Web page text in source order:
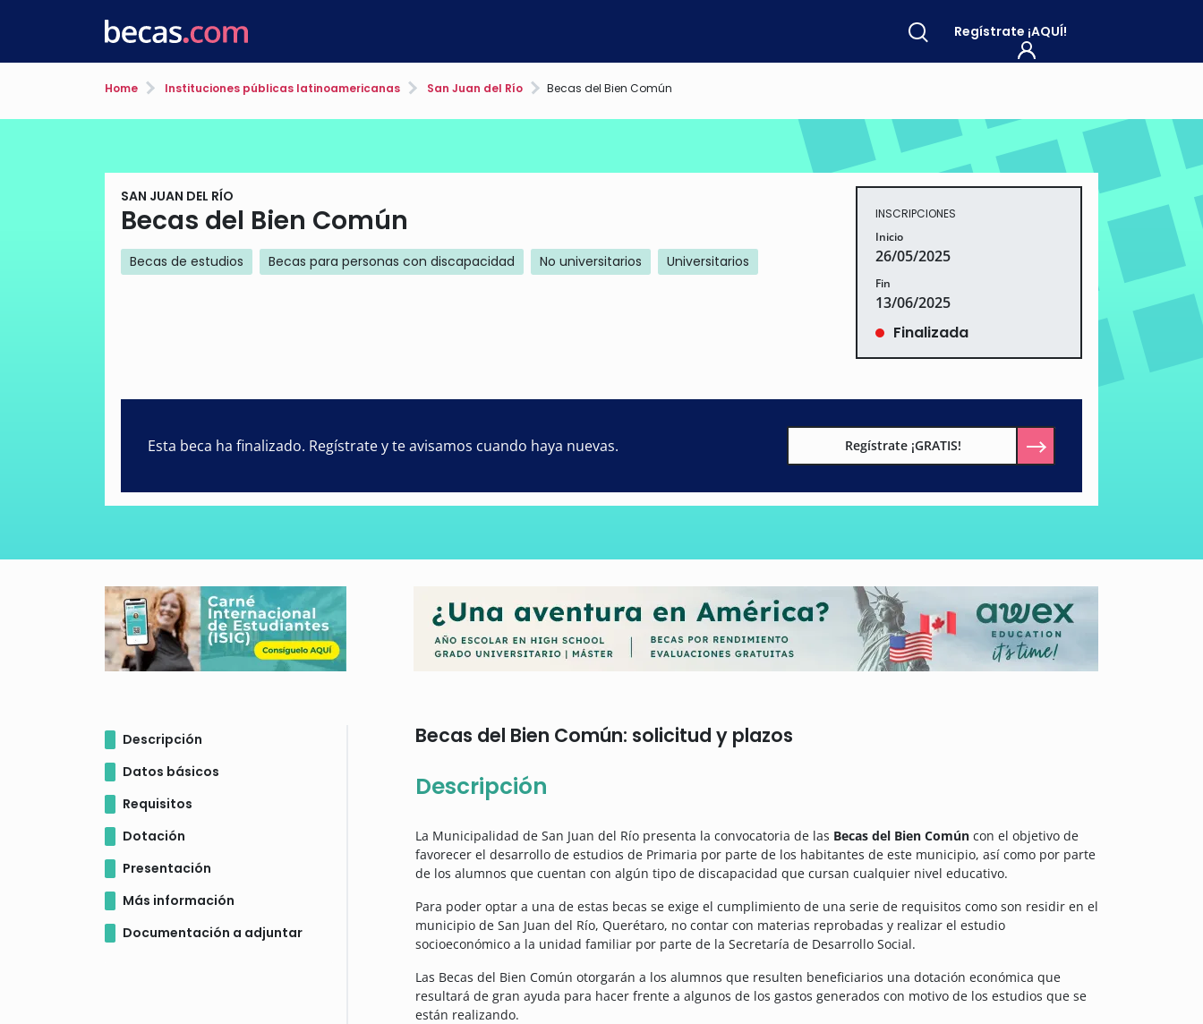
Regístrate ¡AQUÍ!
Home Instituciones públicas latinoamericanas San Juan del Río Becas del Bien Común
SAN JUAN DEL RÍO
Becas del Bien Común
Becas de estudios Becas para personas con discapacidad No universitarios Universitarios
INSCRIPCIONES
Inicio
26/05/2025
Fin
13/06/2025
Finalizada
Esta beca ha finalizado. Regístrate y te avisamos cuando haya nuevas. Regístrate ¡GRATIS!
Descripción
Datos básicos
Requisitos
Dotación
Presentación
Más información
Documentación a adjuntar
Becas del Bien Común: solicitud y plazos
Descripción
La Municipalidad de San Juan del Río presenta la convocatoria de las Becas del Bien Común con el objetivo de
favorecer el desarrollo de estudios de Primaria por parte de los habitantes de este municipio, así como por parte
de los alumnos que cuentan con algún tipo de discapacidad que cursan cualquier nivel educativo.
Para poder optar a una de estas becas se exige el cumplimiento de una serie de requisitos como son residir en el
municipio de San Juan del Río, Querétaro, no contar con materias reprobadas y realizar el estudio
socioeconómico a la unidad familiar por parte de la Secretaría de Desarrollo Social.
Las Becas del Bien Común otorgarán a los alumnos que resulten beneficiarios una dotación económica que
resultará de gran ayuda para hacer frente a algunos de los gastos generados con motivo de los estudios que se
están realizando.